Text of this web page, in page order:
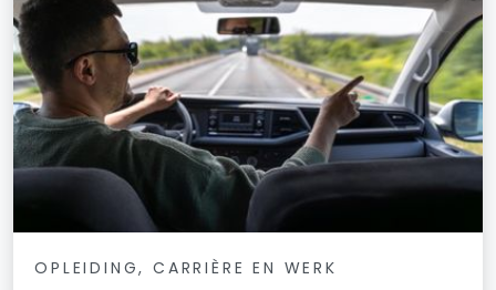
OPLEIDING, CARRIÈRE EN WERK